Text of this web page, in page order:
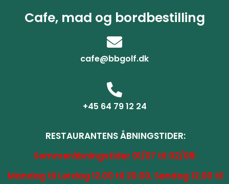
Cafe, mad og bordbestilling
cafe@bbgolf.dk
+45 64 79 12 24
RESTAURANTENS ÅBNINGSTIDER:
Sommeråbningstider 01/07 til 02/08:
Mandag til Lørdag 12.00 til 20.00, Søndag 12.00 til